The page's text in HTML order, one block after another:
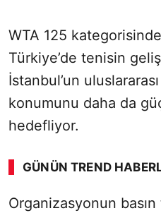
WTA 125
Türkiye’de tenisin
İstanbul’un
konumunu daha da
hedefliyor.
GÜNÜN TREND
SÖZCÜ SON DAKİKA
Organizasyonun basın